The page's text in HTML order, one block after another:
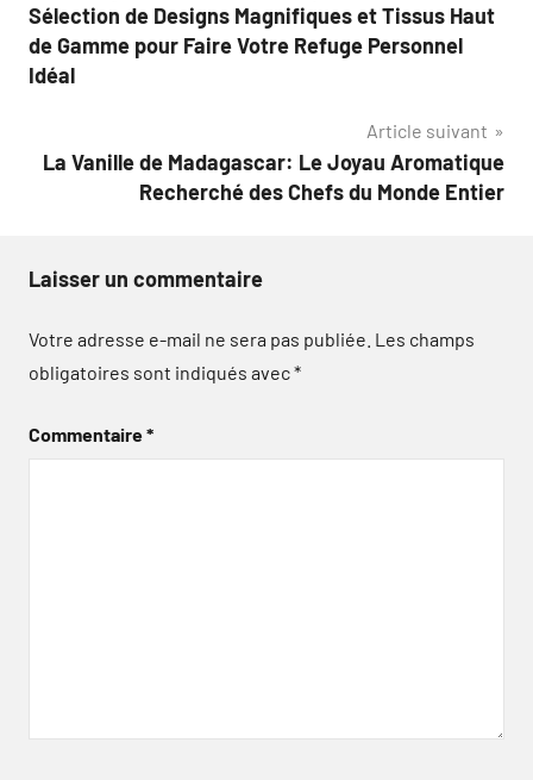
l’article
Sélection de Designs Magnifiques et Tissus Haut
de Gamme pour Faire Votre Refuge Personnel
Idéal
Article suivant
La Vanille de Madagascar: Le Joyau Aromatique
Recherché des Chefs du Monde Entier
Laisser un commentaire
Votre adresse e-mail ne sera pas publiée. Les champs
obligatoires sont indiqués avec*
Commentaire*